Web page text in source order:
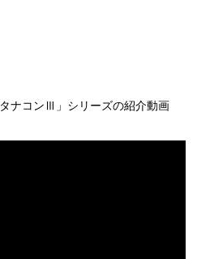
ナコンⅢ」シリーズの紹介動画